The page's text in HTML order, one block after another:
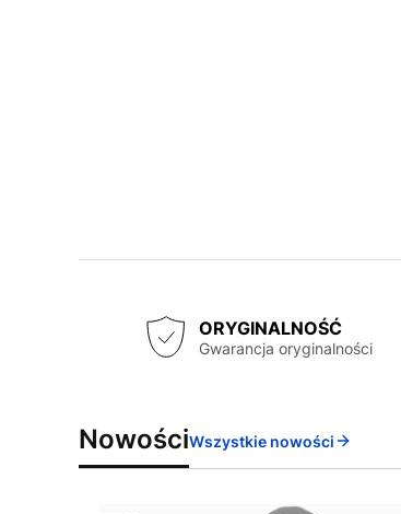
ORYGINALNOŚĆ
Gwarancja oryginalności
NowościWszystkie nowości